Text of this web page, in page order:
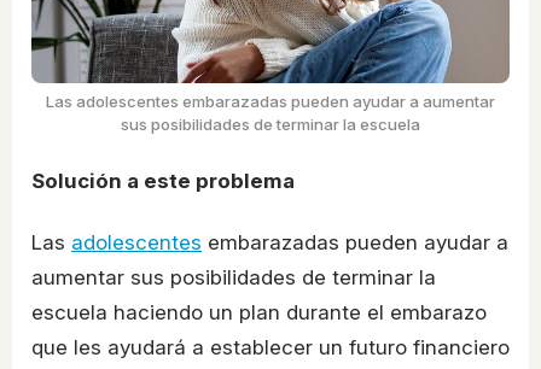
Las adolescentes embarazadas pueden ayudar a aumentar
sus posibilidades de terminar la escuela
Solución a este problema
Las adolescentes embarazadas pueden ayudar a
aumentar sus posibilidades de terminar la
escuela haciendo un plan durante el embarazo
que les ayudará a establecer un futuro financiero